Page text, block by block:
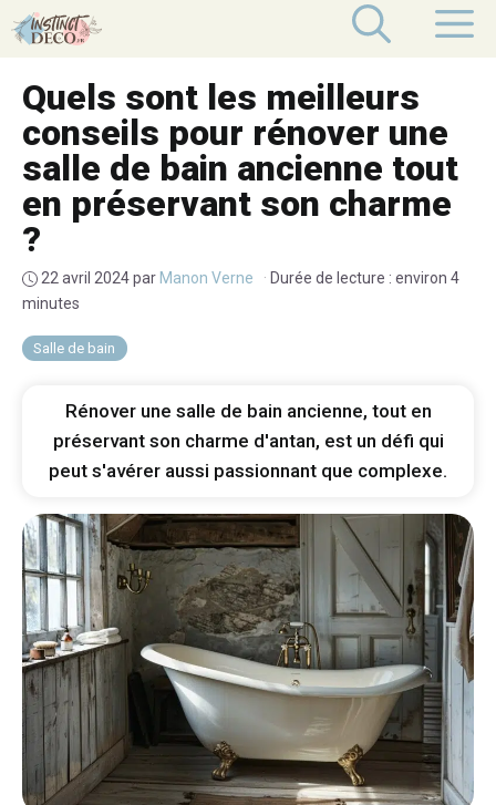
Aller
au
Salle de bain
Quels sont les meilleurs
conseils pour rénover une
salle de bain ancienne tout
en préservant son charme
?
22 avril 2024par Manon Verne · Durée de lecture : environ 4
minutes
Rénover une salle de bain ancienne, tout en
préservant son charme d'antan, est un défi qui
peut s'avérer aussi passionnant que complexe.